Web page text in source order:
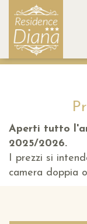
Aperti tutto
2025/2026.
I prezzi si
camera doppia